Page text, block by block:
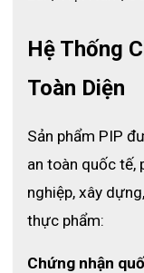
Hệ Thống
Toàn Diện
Sản phẩm PIP
an toàn quốc tế,
nghiệp, xây
thực phẩm:
Chứng nhận